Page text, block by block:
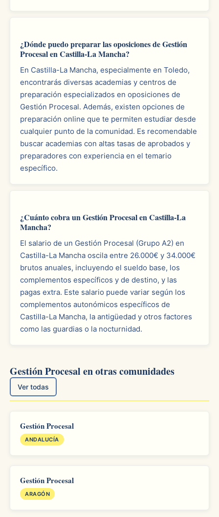
¿Dónde puedo preparar las oposiciones de Gestión
Procesal en Castilla-La Mancha?
En Castilla-La Mancha, especialmente en Toledo,
encontrarás diversas academias y centros de
preparación especializados en oposiciones de
Gestión Procesal. Además, existen opciones de
preparación online que te permiten estudiar desde
cualquier punto de la comunidad. Es recomendable
buscar academias con altas tasas de aprobados y
preparadores con experiencia en el temario
específico.
¿Cuánto cobra un Gestión Procesal en Castilla-La
Mancha?
El salario de un Gestión Procesal (Grupo A2) en
Castilla-La Mancha oscila entre 26.000€ y 34.000€
brutos anuales, incluyendo el sueldo base, los
complementos específicos y de destino, y las
pagas extra. Este salario puede variar según los
complementos autonómicos específicos de
Castilla-La Mancha, la antigüedad y otros factores
como las guardias o la nocturnidad.
Gestión Procesal en otras comunidades
Ver todas
Gestión Procesal
ANDALUCÍA
Gestión Procesal
ARAGÓN